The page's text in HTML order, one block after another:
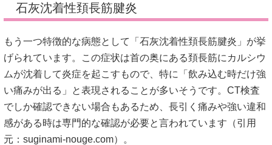
石灰沈着性頚長筋腱炎
もう一つ特徴的な病態として「石灰沈着性頚長筋腱炎」が挙
げられています。この症状は首の奥にある頚長筋にカルシウ
ムが沈着して炎症を起こすもので、特に「飲み込む時だけ強
い痛みが出る」と表現されることが多いそうです。CT検査
でしか確認できない場合もあるため、長引く痛みや強い違和
感がある時は専門的な確認が必要と言われています（引用
元： suginami-nouge.com）。